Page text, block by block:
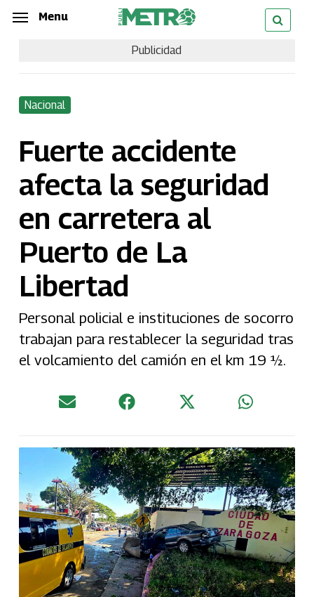
Skip
content
Menu
Publicidad
Nacional
Fuerte accidente
afecta la seguridad
en carretera al
Puerto de La
Libertad
Personal policial e instituciones de socorro
trabajan para restablecer la seguridad tras
el volcamiento del camión en el km 19 ½.
Menu